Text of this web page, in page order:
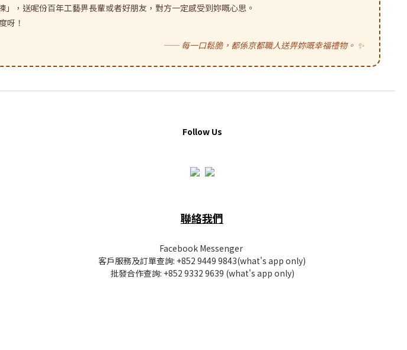
，送呢份百年工藝畀長輩或者好朋友，對方一定感受到妳嘅心思。
呀！
—— 每一口鬆脆，都係京都職人送畀妳嘅幸福禮物。 ✨
Follow Us
聯絡我們
Facebook Messenger
客戶服務及訂單查詢: +852 9449 9843(what's app only)
批發合作查詢: +852 9332 9639 (what's app only)